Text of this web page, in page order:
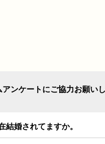
アンケートにご協力お願い
結婚されてますか。